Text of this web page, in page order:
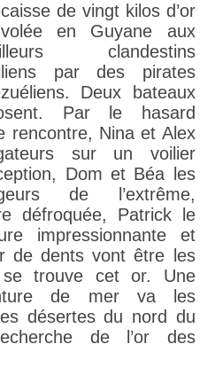
de vingt kilos d’or
en Guyane aux
clandestins
par des pirates
Deux bateaux
Par le hasard
rencontre, Nina et Alex
sur un voilier
Dom et Béa les
de l’extrême,
défroquée, Patrick le
impressionnante et
de dents vont être les
trouve cet or. Une
de mer va les
désertes du nord du
de l’or des